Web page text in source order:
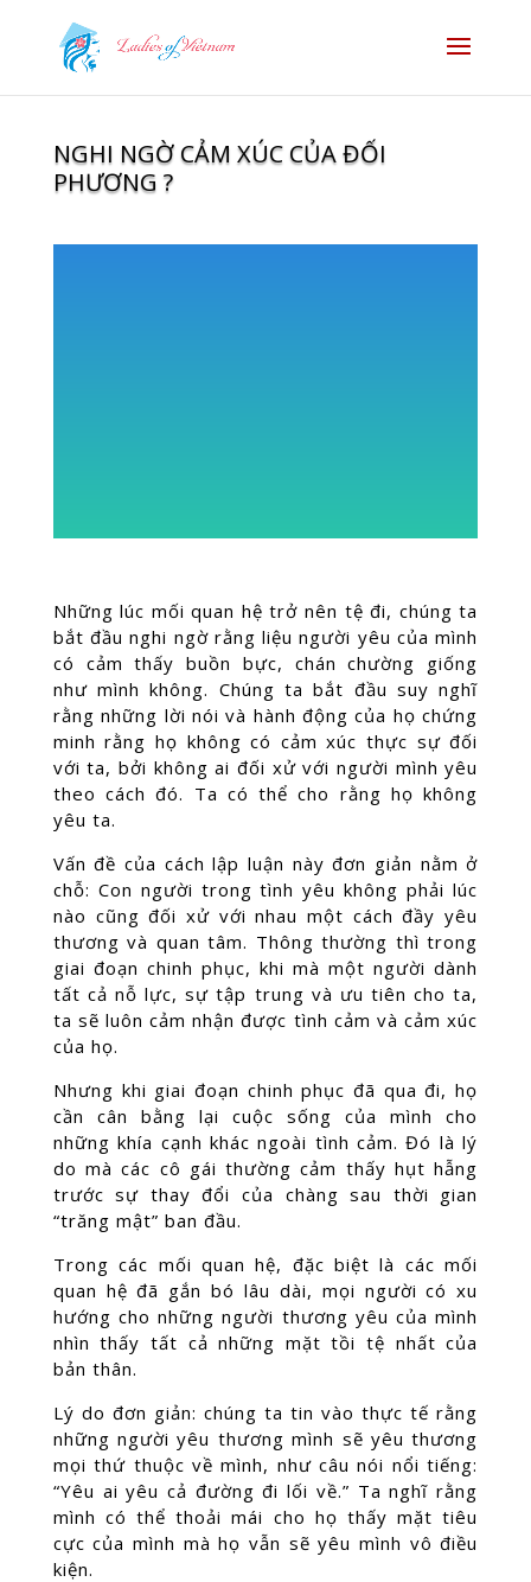
NGHI NGỜ CẢM XÚC CỦA ĐỐI
PHƯƠNG ?
Những lúc mối quan hệ trở nên tệ đi, chúng ta
bắt đầu nghi ngờ rằng liệu người yêu của mình
có cảm thấy buồn bực, chán chường giống
như mình không. Chúng ta bắt đầu suy nghĩ
rằng những lời nói và hành động của họ chứng
minh rằng họ không có cảm xúc thực sự đối
với ta, bởi không ai đối xử với người mình yêu
theo cách đó. Ta có thể cho rằng họ không
yêu ta.
Vấn đề của cách lập luận này đơn giản nằm ở
chỗ: Con người trong tình yêu không phải lúc
nào cũng đối xử với nhau một cách đầy yêu
thương và quan tâm. Thông thường thì trong
giai đoạn chinh phục, khi mà một người dành
tất cả nỗ lực, sự tập trung và ưu tiên cho ta,
ta sẽ luôn cảm nhận được tình cảm và cảm xúc
của họ.
Nhưng khi giai đoạn chinh phục đã qua đi, họ
cần cân bằng lại cuộc sống của mình cho
những khía cạnh khác ngoài tình cảm. Đó là lý
do mà các cô gái thường cảm thấy hụt hẫng
trước sự thay đổi của chàng sau thời gian
“trăng mật” ban đầu.
Trong các mối quan hệ, đặc biệt là các mối
quan hệ đã gắn bó lâu dài, mọi người có xu
hướng cho những người thương yêu của mình
nhìn thấy tất cả những mặt tồi tệ nhất của
bản thân.
Lý do đơn giản: chúng ta tin vào thực tế rằng
những người yêu thương mình sẽ yêu thương
mọi thứ thuộc về mình, như câu nói nổi tiếng:
“Yêu ai yêu cả đường đi lối về.” Ta nghĩ rằng
mình có thể thoải mái cho họ thấy mặt tiêu
cực của mình mà họ vẫn sẽ yêu mình vô điều
kiện.